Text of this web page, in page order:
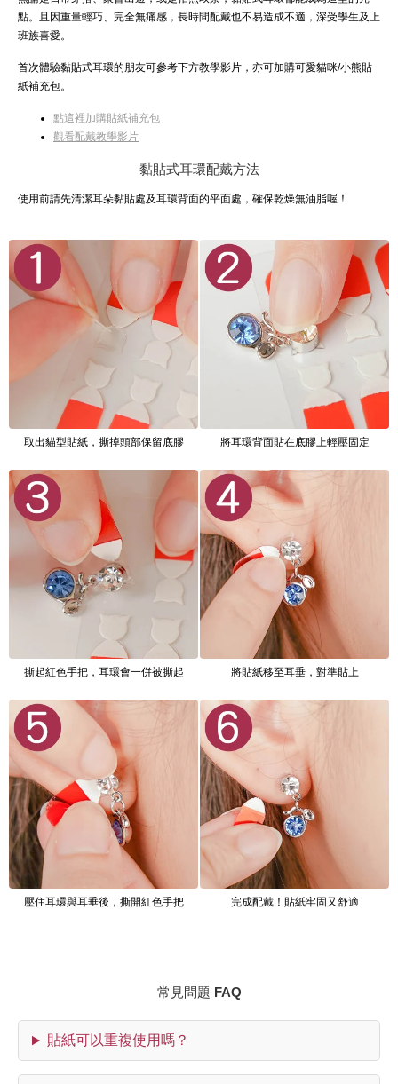
點。且因重量輕巧、完全無痛感，長時間配戴也不易造成不適，深受學生及上
班族喜愛。
首次體驗黏貼式耳環的朋友可參考下方教學影片，亦可加購可愛貓咪/小熊貼
紙補充包。
點這裡加購貼紙補充包
觀看配戴教學影片
黏貼式耳環配戴方法
使用前請先清潔耳朵黏貼處及耳環背面的平面處，確保乾燥無油脂喔！
取出貓型貼紙，撕掉頭部保留底膠 將耳環背面貼在底膠上輕壓固定
撕起紅色手把，耳環會一併被撕起 將貼紙移至耳垂，對準貼上
壓住耳環與耳垂後，撕開紅色手把 完成配戴！貼紙牢固又舒適
常見問題 FAQ
貼紙可以重複使用嗎？